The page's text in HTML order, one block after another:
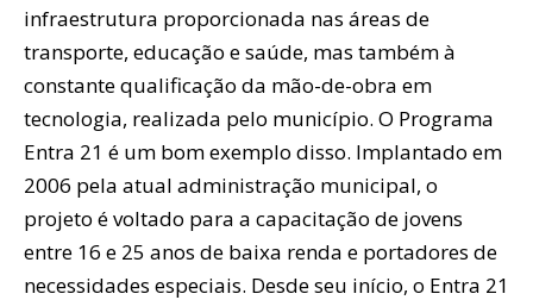
infraestrutura proporcionada nas áreas de
transporte, educação e saúde, mas também à
constante qualificação da mão-de-obra em
tecnologia, realizada pelo município. O Programa
Entra 21 é um bom exemplo disso. Implantado em
2006 pela atual administração municipal, o
projeto é voltado para a capacitação de jovens
entre 16 e 25 anos de baixa renda e portadores de
necessidades especiais. Desde seu início, o Entra 21